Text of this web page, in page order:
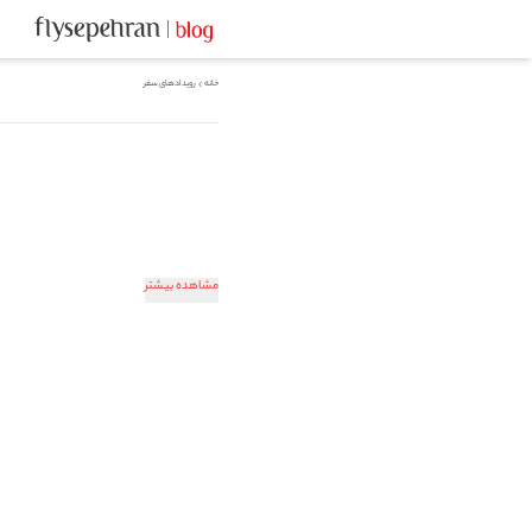
خانه رویدادهای سفر
مشاهده بیشتر